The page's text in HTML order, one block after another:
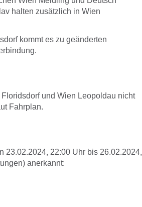
halten zusätzlich in Wien
kommt es zu geänderten
und Wien Leopoldau nicht
Fahrplan.
23.02.2024, 22:00 Uhr bis 26.02.2024,
anerkannt: